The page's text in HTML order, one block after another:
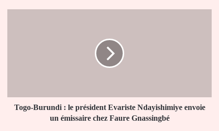
un
émissaire
Togo-Burundi : le président Evariste Ndayishimiye envoie
un émissaire chez Faure Gnassingbé